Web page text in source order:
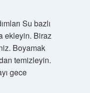
Su bazlı
ekleyin. Biraz
Boyamak
temizleyin.
gece